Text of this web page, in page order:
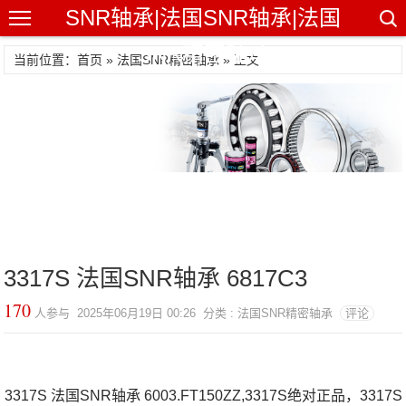
SNR轴承|法国SNR轴承|法国
SNR精密轴承
当前位置：首页 » 法国SNR精密轴承 » 正文
3317S 法国SNR轴承 6817C3
170 人参与 2025年06月19日 00:26 分类 : 法国SNR精密轴承 评论
3317S 法国SNR轴承 6003.FT150ZZ,3317S绝对正品，3317S